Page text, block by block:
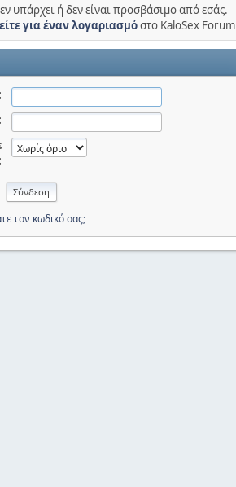
υπάρχει ή δεν είναι προσβάσιμο από εσάς.
για έναν λογαριασμόστο KaloSex Forum
τον κωδικό σας;